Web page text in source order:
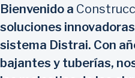
Bienvenido a
soluciones
sistema Distrai. Con
bajantes y tuberías,